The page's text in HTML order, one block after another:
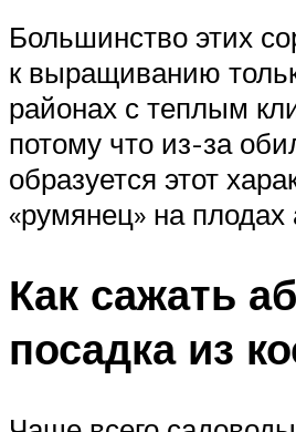
Большинство этих
к выращиванию
районах с теплым
потому что из-за
образуется этот
«румянец» на плодах
Как сажать
посадка из